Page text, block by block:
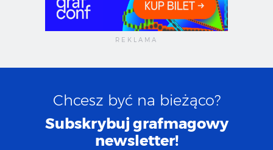
Chcesz być na bieżąco?
Subskrybuj grafmagowy
newsletter!